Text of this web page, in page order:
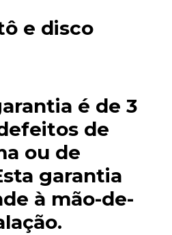
e disco
é de 3
de
ou de
garantia
à mão-de-